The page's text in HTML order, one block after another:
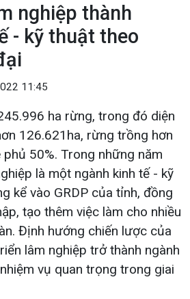
nghiệp thành
- kỹ thuật theo
11:45
ha rừng, trong đó diện
126.621ha, rừng trồng hơn
50%. Trong những năm
là một ngành kinh tế - kỹ
kể vào GRDP của tỉnh, đồng
tạo thêm việc làm cho nhiều
Định hướng chiến lược của
lâm nghiệp trở thành ngành
vụ quan trọng trong giai